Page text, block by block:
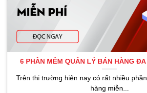
6 PHẦN MỀM QUẢN LÝ BÁN HÀNG ĐA
Trên thị trường hiện nay có rất nhiều
hàng miễn...